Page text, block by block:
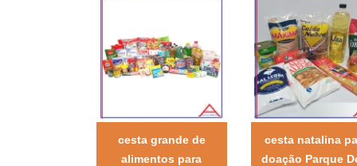
cesta grande de
alimentos para
cesta natalina
doação Parque